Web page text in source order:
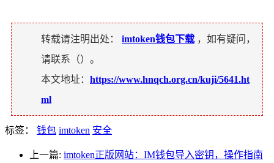
转载请注明出处： imtoken钱包下载 ，如有疑问，
请联系（）。
本文地址： https://www.hnqch.org.cn/kuji/5641.ht
ml
标签： 钱包 imtoken 安全
上一篇: imtoken正版网站：IM钱包导入密钥，操作指南